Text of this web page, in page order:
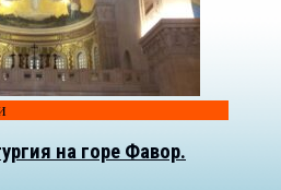
на горе Фавор.